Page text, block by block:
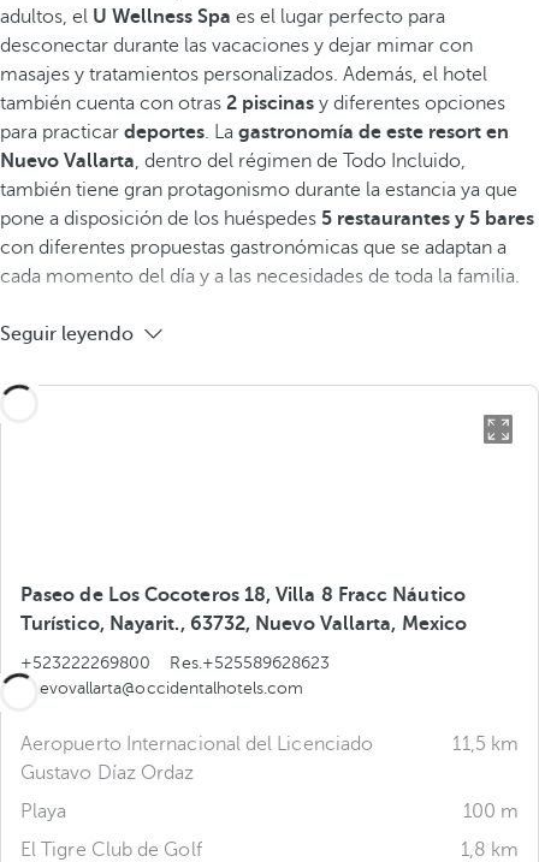
adultos, el U Wellness Spa es el lugar perfecto para
desconectar durante las vacaciones y dejar mimar con
masajes y tratamientos personalizados. Además, el hotel
también cuenta con otras 2 piscinas y diferentes opciones
para practicar deportes . La gastronomía de este resort en
Nuevo Vallarta , dentro del régimen de Todo Incluido,
también tiene gran protagonismo durante la estancia ya que
pone a disposición de los huéspedes 5 restaurantes y 5 bares
con diferentes propuestas gastronómicas que se adaptan a
cada momento del día y a las necesidades de toda la familia.
Seguir leyendo
Paseo de Los Cocoteros 18, Villa 8 Fracc Náutico
Turístico, Nayarit., 63732, Nuevo Vallarta, Mexico
+523222269800
Res.+525589628623
nuevovallarta@occidentalhotels.com
Aeropuerto Internacional del Licenciado
Gustavo Díaz Ordaz
11,5 km
Playa
100 m
El Tigre Club de Golf
1,8 km